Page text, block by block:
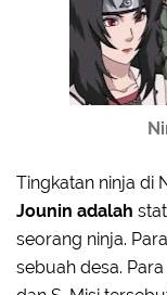
Tingkatan ninja di
Jounin adalah
seorang ninja.
sebuah desa.